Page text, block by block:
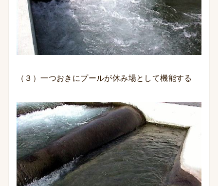
（３）一つおきにプールが休み場として機能する